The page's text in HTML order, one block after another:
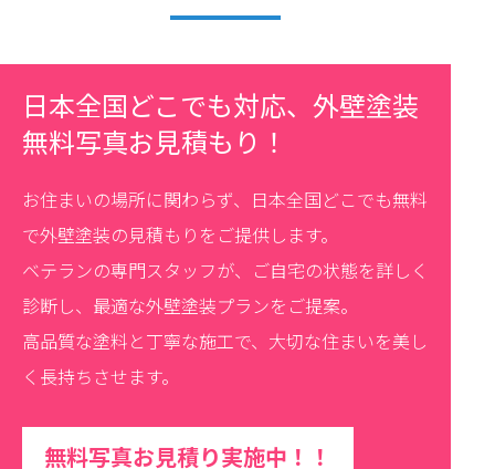
日本全国どこでも対応、外壁塗装
無料写真お見積もり！
お住まいの場所に関わらず、日本全国どこでも無料
で外壁塗装の見積もりをご提供します。
ベテランの専門スタッフが、ご自宅の状態を詳しく
診断し、最適な外壁塗装プランをご提案。
高品質な塗料と丁寧な施工で、大切な住まいを美し
く長持ちさせます。
無料写真お見積り実施中！！